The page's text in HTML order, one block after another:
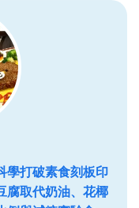
學打破素食刻板印
腐取代奶油、花椰